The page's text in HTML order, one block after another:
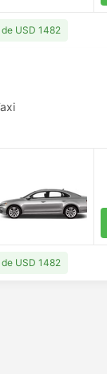
USD 1482
USD 1482